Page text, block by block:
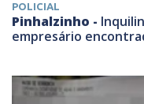
POLICIAL
Pinhalzinho -
empresário